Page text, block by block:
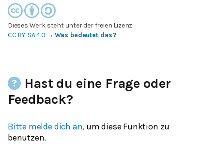
Dieses Werk steht unter der freien Lizenz
CC BY-SA 4.0 →Was bedeutet das?
Hast du eine Frage oder
Feedback?
Bitte melde dich an, um diese Funktion zu
benutzen.